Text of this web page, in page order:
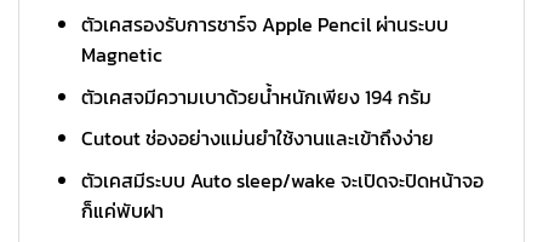
ตัวเคสรองรับการชาร์จ Apple Pencil ผ่านระบบ
Magnetic
ตัวเคสจมีความเบาด้วยน้ำหนักเพียง 194 กรัม
Cutout ช่องอย่างแม่นยำใช้งานและเข้าถึงง่าย
ตัวเคสมีระบบ Auto sleep/wake จะเปิดจะปิดหน้าจอ
ก็แค่พับฝา